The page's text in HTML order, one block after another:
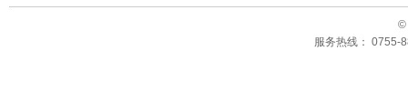
©
服务热线： 0755-